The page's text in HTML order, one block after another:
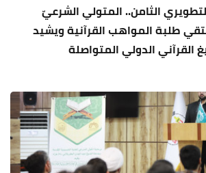
الثامن.. المتولي الشرعيّ
طلبة المواهب القرآنية ويشيد
القرآني الدولي المتواصلة